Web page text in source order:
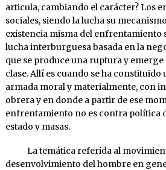
articula, cambiando el carácter? Los
sociales, siendo la lucha su
existencia misma del enfrentamiento
lucha interburguesa basada en la
que se produce una ruptura y
clase. Allí es cuando se ha constituido
armada moral y materialmente, con
obrera y en donde a partir de ese
enfrentamiento no es contra política
estado y masas.
La temática referida al
desenvolvimiento del hombre en